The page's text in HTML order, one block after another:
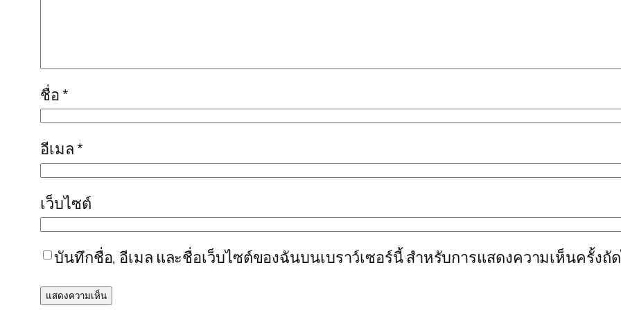
ชื่อ*
อีเมล*
เว็บไซต์
บันทึกชื่อ, อีเมล และชื่อเว็บไซต์ของฉันบนเบราว์เซอร์นี้ สำหรับการแสดงความเห็นครั้งถั